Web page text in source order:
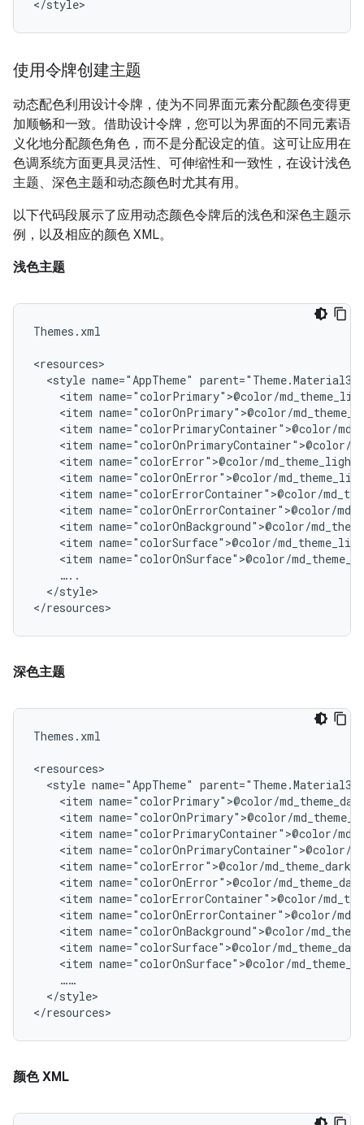
使用令牌创建主题
动态配色利用设计令牌，使为不同界面元素分配颜色变得更
加顺畅和一致。借助设计令牌，您可以为界面的不同元素语
义化地分配颜色角色，而不是分配设定的值。这可让应用在
色调系统方面更具灵活性、可伸缩性和一致性，在设计浅色
主题、深色主题和动态颜色时尤其有用。
以下代码段展示了应用动态颜色令牌后的浅色和深色主题示
例，以及相应的颜色 XML。
浅色主题
Themes.xml
<style name="AppTheme"
<item
<item
<item
<item
<item
<item
<item
<item
<item
<item
<item
</style>
深色主题
Themes.xml
<style name="AppTheme"
<item
<item
<item
<item
<item
<item
<item
<item
<item
<item
<item
</style>
颜色 XML